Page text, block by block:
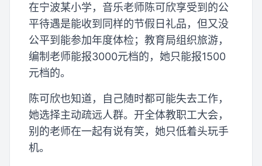
在宁波某小学，音乐老师陈可欣享受到的公
平待遇是能收到同样的节假日礼品，但又没
公平到能参加年度体检；教育局组织旅游，
编制老师能报3000元档的，她只能报1500
元档的。
陈可欣也知道，自己随时都可能失去工作，
她选择主动疏远人群。开全体教职工大会，
别的老师在一起有说有笑，她只低着头玩手
机。